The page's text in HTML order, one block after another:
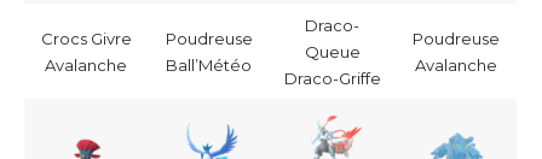
Crocs Givre
Avalanche
Poudreuse
Ball’Météo
Draco-
Queue
Draco-Griffe
Poudreuse
Avalanche